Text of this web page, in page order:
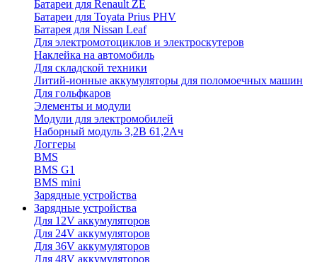
Батареи для Renault ZE
Батареи для Toyata Prius PHV
Батарея для Nissan Leaf
Для электромотоциклов и электроскутеров
Наклейка на автомобиль
Для складской техники
Литий-ионные аккумуляторы для поломоечных машин
Для гольфкаров
Элементы и модули
Модули для электромобилей
Наборный модуль 3,2В 61,2Ач
Логгеры
BMS
BMS G1
BMS mini
Зарядные устройства
Зарядные устройства
Для 12V аккумуляторов
Для 24V аккумуляторов
Для 36V аккумуляторов
Для 48V аккумуляторов